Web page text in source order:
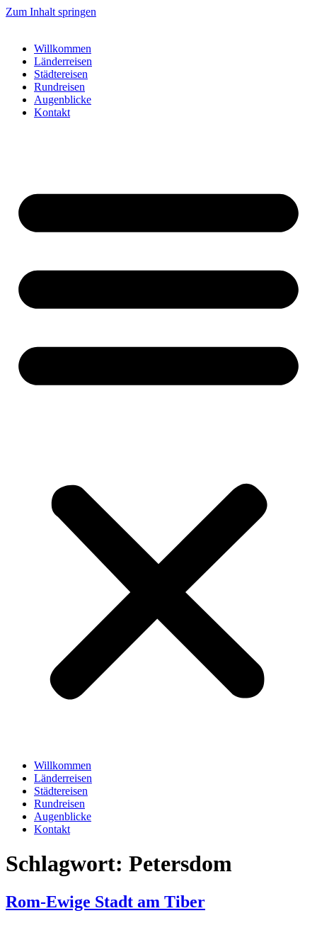
Zum Inhalt springen
Willkommen
Länderreisen
Städtereisen
Rundreisen
Augenblicke
Kontakt
Willkommen
Länderreisen
Städtereisen
Rundreisen
Augenblicke
Kontakt
Schlagwort: Petersdom
Rom-Ewige Stadt am Tiber